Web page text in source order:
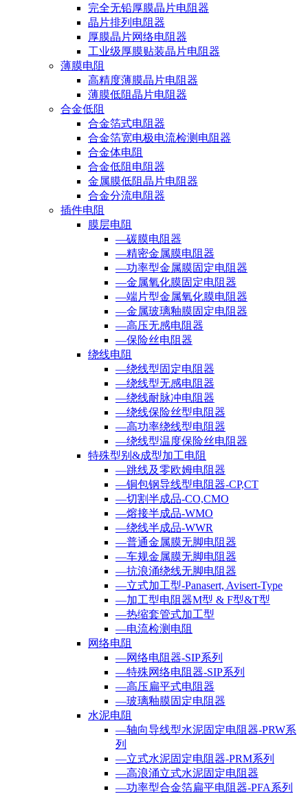
完全无铅厚膜晶片电阻器
晶片排列电阻器
厚膜晶片网络电阻器
工业级厚膜贴装晶片电阻器
薄膜电阻
高精度薄膜晶片电阻器
薄膜低阻晶片电阻器
合金低阻
合金箔式电阻器
合金箔宽电极电流检测电阻器
合金体电阻
合金低阻电阻器
金属膜低阻晶片电阻器
合金分流电阻器
插件电阻
膜层电阻
—碳膜电阻器
—精密金属膜电阻器
—功率型金属膜固定电阻器
—金属氧化膜固定电阻器
—端片型金属氧化膜电阻器
—金属玻璃釉膜固定电阻器
—高压无感电阻器
—保险丝电阻器
绕线电阻
—绕线型固定电阻器
—绕线型无感电阻器
—绕线耐脉冲电阻器
—绕线保险丝型电阻器
—高功率绕线型电阻器
—绕线型温度保险丝电阻器
特殊型别&成型加工电阻
—跳线及零欧姆电阻器
—铜包钢导线型电阻器-CP,CT
—切割半成品-CO,CMO
—熔接半成品-WMO
—绕线半成品-WWR
—普通金属膜无脚电阻器
—车规金属膜无脚电阻器
—抗浪涌绕线无脚电阻器
—立式加工型-Panasert, Avisert-Type
—加工型电阻器M型 & F型&T型
—热缩套管式加工型
—电流检测电阻
网络电阻
—网络电阻器-SIP系列
—特殊网络电阻器-SIP系列
—高压扁平式电阻器
—玻璃釉膜固定电阻器
水泥电阻
—轴向导线型水泥固定电阻器-PRW系
列
—立式水泥固定电阻器-PRM系列
—高浪涌立式水泥固定电阻器
—功率型合金箔扁平电阻器-PFA系列